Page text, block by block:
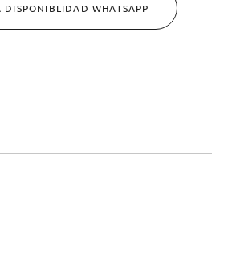
DISPONIBLIDAD WHATSAPP